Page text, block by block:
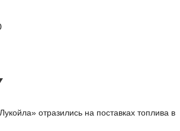
отразились на поставках топлива в